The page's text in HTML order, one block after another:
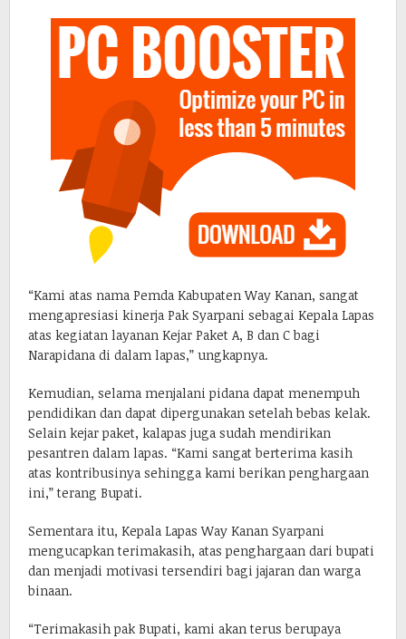
“Kami atas nama Pemda Kabupaten Way Kanan, sangat
mengapresiasi kinerja Pak Syarpani sebagai Kepala Lapas
atas kegiatan layanan Kejar Paket A, B dan C bagi
Narapidana di dalam lapas,” ungkapnya.
Kemudian, selama menjalani pidana dapat menempuh
pendidikan dan dapat dipergunakan setelah bebas kelak.
Selain kejar paket, kalapas juga sudah mendirikan
pesantren dalam lapas. “Kami sangat berterima kasih
atas kontribusinya sehingga kami berikan penghargaan
ini,” terang Bupati.
Sementara itu, Kepala Lapas Way Kanan Syarpani
mengucapkan terimakasih, atas penghargaan dari bupati
dan menjadi motivasi tersendiri bagi jajaran dan warga
binaan.
“Terimakasih pak Bupati, kami akan terus berupaya